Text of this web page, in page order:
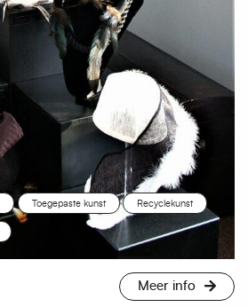
Toegepaste kunst Recyclekunst
Meer info